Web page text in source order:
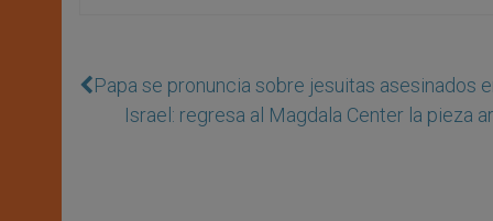
Papa se pronuncia sobre jesuitas asesinados
Israel: regresa al Magdala Center la pieza